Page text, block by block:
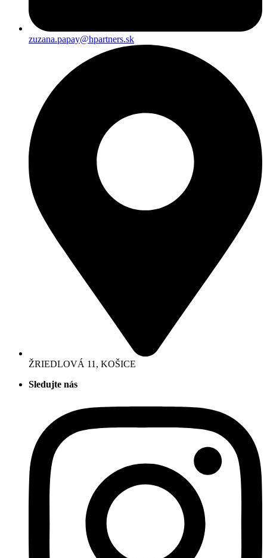
zuzana.papay@hpartners.sk
ŽRIEDLOVÁ 11, KOŠICE
Sledujte nás